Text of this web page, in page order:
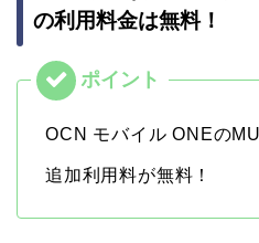
の利用料金は無料！
OCN モバイル ONEの
追加利用料が無料！